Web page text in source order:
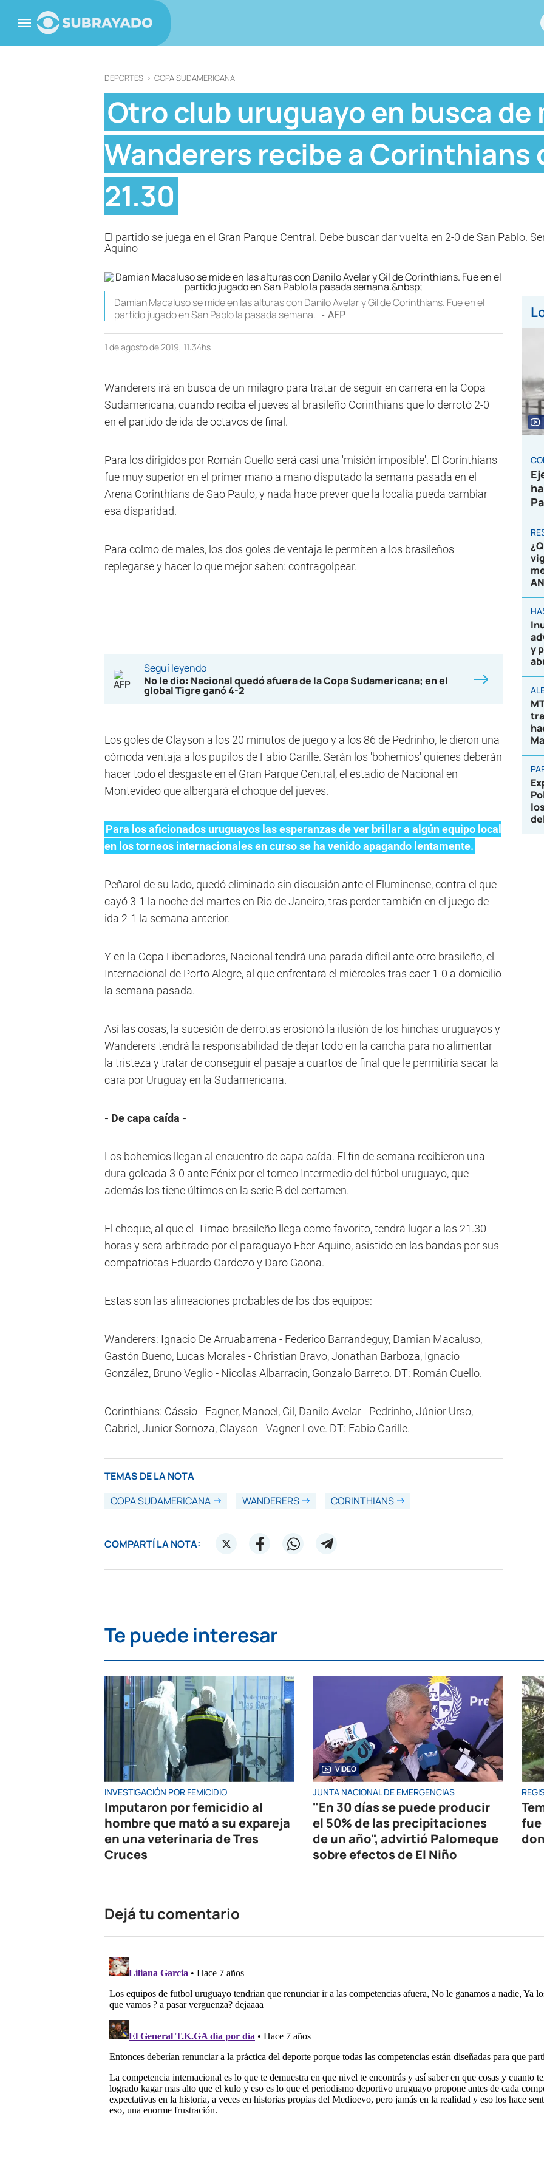
DEPORTES > COPA SUDAMERICANA
Otro club uruguayo en busca de
Wanderers recibe a Corinthians
21.30
El partido se juega en el Gran Parque Central. Debe buscar dar vuelta en 2-0 de San Pablo.
Aquino
Damian Macaluso se mide en las alturas con Danilo Avelar y Gil de Corinthians. Fue en el
partido jugado en San Pablo la pasada semana.
AFP
1 de agosto de 2019, 11:34hs
Wanderers irá en busca de un milagro para tratar de seguir en carrera en la Copa
Sudamericana, cuando reciba el jueves al brasileño Corinthians que lo derrotó 2-0
en el partido de ida de octavos de final.
Para los dirigidos por Román Cuello será casi una 'misión imposible'. El Corinthians
fue muy superior en el primer mano a mano disputado la semana pasada en el
Arena Corinthians de Sao Paulo, y nada hace prever que la localía pueda cambiar
esa disparidad.
Para colmo de males, los dos goles de ventaja le permiten a los brasileños
replegarse y hacer lo que mejor saben: contragolpear.
Seguí leyendo
No le dio: Nacional quedó afuera de la Copa Sudamericana; en el
global Tigre ganó 4-2
Los goles de Clayson a los 20 minutos de juego y a los 86 de Pedrinho, le dieron una
cómoda ventaja a los pupilos de Fabio Carille. Serán los 'bohemios' quienes deberán
hacer todo el desgaste en el Gran Parque Central, el estadio de Nacional en
Montevideo que albergará el choque del jueves.
Para los aficionados uruguayos las esperanzas de ver brillar a algún equipo local
en los torneos internacionales en curso se ha venido apagando lentamente.
Peñarol de su lado, quedó eliminado sin discusión ante el Fluminense, contra el que
cayó 3-1 la noche del martes en Rio de Janeiro, tras perder también en el juego de
ida 2-1 la semana anterior.
Y en la Copa Libertadores, Nacional tendrá una parada difícil ante otro brasileño, el
Internacional de Porto Alegre, al que enfrentará el miércoles tras caer 1-0 a domicilio
la semana pasada.
Así las cosas, la sucesión de derrotas erosionó la ilusión de los hinchas uruguayos y
Wanderers tendrá la responsabilidad de dejar todo en la cancha para no alimentar
la tristeza y tratar de conseguir el pasaje a cuartos de final que le permitiría sacar la
cara por Uruguay en la Sudamericana.
- De capa caída -
Los bohemios llegan al encuentro de capa caída. El fin de semana recibieron una
dura goleada 3-0 ante Fénix por el torneo Intermedio del fútbol uruguayo, que
además los tiene últimos en la serie B del certamen.
El choque, al que el 'Timao' brasileño llega como favorito, tendrá lugar a las 21.30
horas y será arbitrado por el paraguayo Eber Aquino, asistido en las bandas por sus
compatriotas Eduardo Cardozo y Daro Gaona.
Estas son las alineaciones probables de los dos equipos:
Wanderers: Ignacio De Arruabarrena - Federico Barrandeguy, Damian Macaluso,
Gastón Bueno, Lucas Morales - Christian Bravo, Jonathan Barboza, Ignacio
González, Bruno Veglio - Nicolas Albarracin, Gonzalo Barreto. DT: Román Cuello.
Corinthians: Cássio - Fagner, Manoel, Gil, Danilo Avelar - Pedrinho, Júnior Urso,
Gabriel, Junior Sornoza, Clayson - Vagner Love. DT: Fabio Carille.
TEMAS DE LA NOTA
COPA SUDAMERICANA
WANDERERS CORINTHIANS
COMPARTÍ LA NOTA:
y
Te puede interesar
INVESTIGACIÓN POR FEMICIDIO
Imputaron por femicidio al
hombre que mató a su expareja
en una veterinaria de Tres
Cruces
VIDEO
JUNTA NACIONAL DE EMERGENCIAS
"En 30 días se puede producir
el 50% de las precipitaciones
de un año", advirtió Palomeque
sobre efectos de El Niño
fue
Dejá tu comentario